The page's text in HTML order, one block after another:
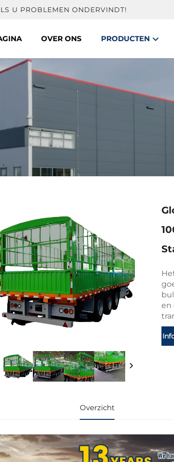
U PROBLEMEN ONDERVINDT!
OVER ONS PRODUCTEN
en
Overzicht